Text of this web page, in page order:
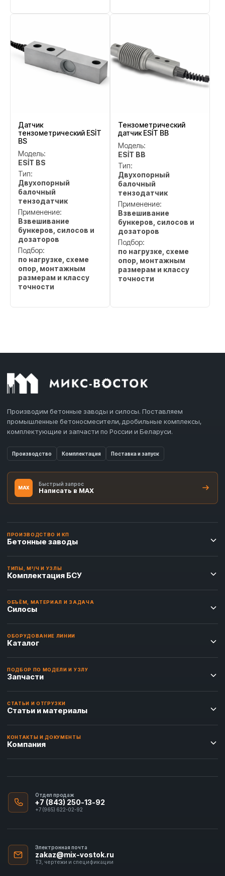
Датчик
тензометрический ESİT
BS
Модель:
ESİT BS
Тип:
Двухопорный
балочный
тензодатчик
Применение:
Взвешивание
бункеров, силосов и
дозаторов
Подбор:
по нагрузке, схеме
опор, монтажным
размерам и классу
точности
Тензометрический
датчик ESİT BB
Модель:
ESİT BB
Тип:
Двухопорный
балочный
тензодатчик
Применение:
Взвешивание
бункеров, силосов и
дозаторов
Подбор:
по нагрузке, схеме
опор, монтажным
размерам и классу
точности
Производим бетонные заводы и силосы. Поставляем
промышленные бетоносмесители, дробильные комплексы,
комплектующие и запчасти по России и Беларуси.
Производство Комплектация Поставка и запуск
MAX
Быстрый запрос
Написать в MAX
ПРОИЗВОДСТВО И КП
Бетонные заводы
ТИПЫ, М³/Ч И УЗЛЫ
Комплектация БСУ
ОБЪЁМ, МАТЕРИАЛ И ЗАДАЧА
Силосы
ОБОРУДОВАНИЕ ЛИНИИ
Каталог
ПОДБОР ПО МОДЕЛИ И УЗЛУ
Запчасти
СТАТЬИ И ОТГРУЗКИ
Статьи и материалы
КОНТАКТЫ И ДОКУМЕНТЫ
Компания
Отдел продаж
+7 (843) 250-13-92
+7 (965) 622-02-92
Электронная почта
zakaz@mix-vostok.ru
ТЗ, чертежи и спецификации